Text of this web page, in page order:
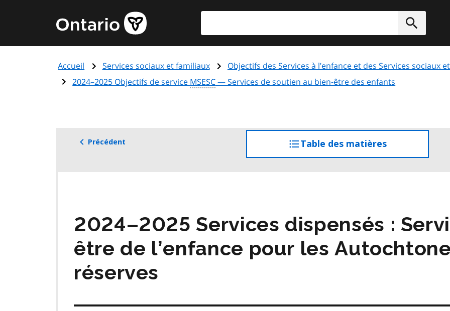
principal
Page
d'accueil
de
l'Ontario
Accueil Services sociaux et familiaux
Objectifs des Services à l’enfance et des Services sociaux
2024–2025 Objectifs de service MSESC— Services de soutien au bien-être des enfants
Précédent Table des matièresaccéder
à
2024–2025 Services dispensés :
être de l’enfance pour les
réserves